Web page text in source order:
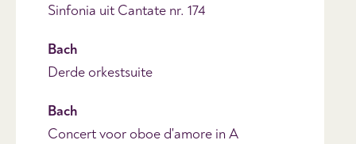
Sinfonia uit Cantate nr. 174
Bach
Derde orkestsuite
Bach
Concert voor oboe d'amore in A